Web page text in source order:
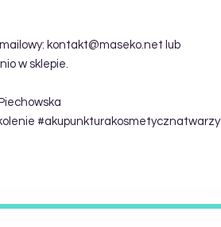
kontakt@maseko.net lub
w sklepie.
#akupunkturakosmetycznatwarzy